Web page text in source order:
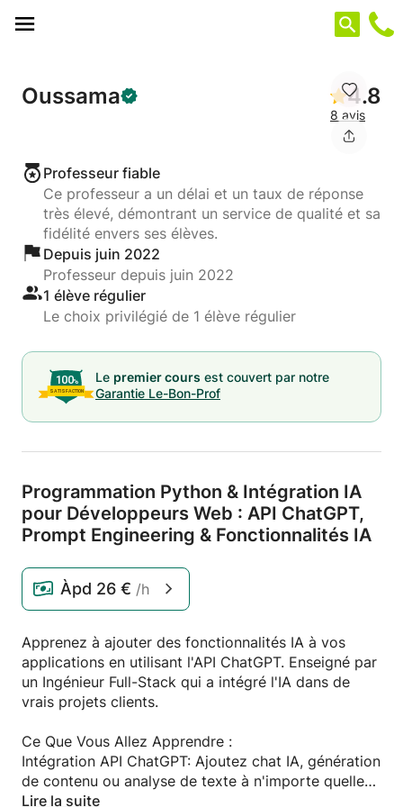
Oussama 4.8
8 avis
Professeur fiable
Ce professeur a un délai et un taux de réponse
très élevé, démontrant un service de qualité et sa
fidélité envers ses élèves.
Depuis juin 2022
Professeur depuis juin 2022
1 élève régulier
Le choix privilégié de 1 élève régulier
Le premier cours est couvert par notre
Garantie Le-Bon-Prof
Programmation Python & Intégration IA
pour Développeurs Web : API ChatGPT,
Prompt Engineering & Fonctionnalités IA
Àpd 26 € /h
Apprenez à ajouter des fonctionnalités IA à vos
applications en utilisant l'API ChatGPT. Enseigné par
un Ingénieur Full-Stack qui a intégré l'IA dans de
vrais projets clients.
Ce Que Vous Allez Apprendre :
Intégration API ChatGPT: Ajoutez chat IA, génération
de contenu ou analyse de texte à n'importe quelle
app web
Lire la suite